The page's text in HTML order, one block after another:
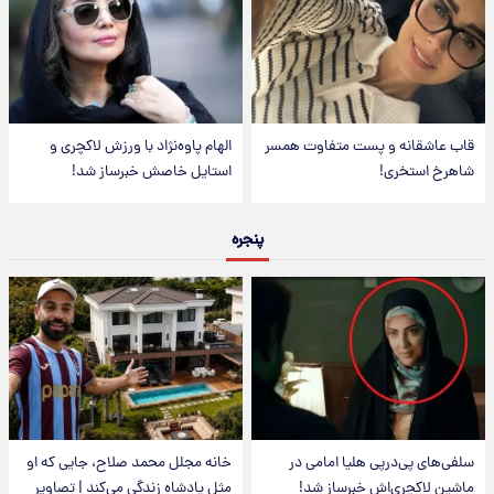
قاب عاشقانه و پست متفاوت همسر
شاهرخ استخری!
الهام پاوه‌نژاد با ورزش لاکچری و
استایل خاصش خبرساز شد!
پنجره
سلفی‌های پی‌درپی هلیا امامی در
ماشین لاکچری‌اش خبرساز شد!
خانه مجلل محمد صلاح، جایی که او
مثل پادشاه زندگی می‌کند | تصاویر